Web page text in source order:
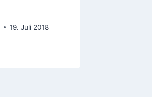
19. Juli 2018